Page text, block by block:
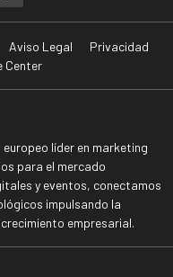
Aviso Legal
Privacidad
Center
europeo líder en marketing
para el mercado
y eventos, conectamos
impulsando la
empresarial.